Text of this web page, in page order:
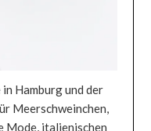
Hamburg und der
Meerschweinchen,
Mode, italienischen